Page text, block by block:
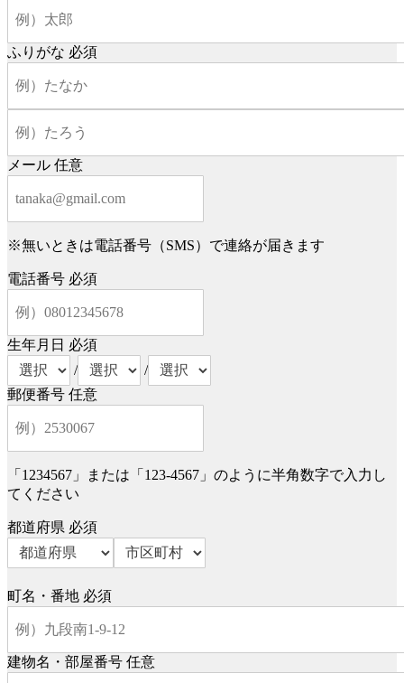
ふりがな 必須
メール 任意
※無いときは電話番号（SMS）で連絡が届きます
電話番号 必須
生年月日 必須
/
/
郵便番号 任意
「1234567」または「123-4567」のように半角数字で入力し
てください
都道府県 必須
町名・番地 必須
建物名・部屋番号 任意